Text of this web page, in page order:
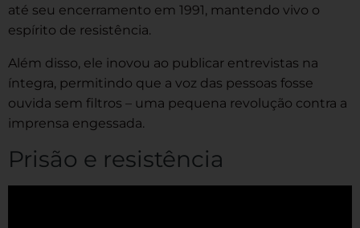
até seu encerramento em 1991, mantendo vivo o
espírito de resistência.
Além disso, ele inovou ao publicar entrevistas na
íntegra, permitindo que a voz das pessoas fosse
ouvida sem filtros – uma pequena revolução contra a
imprensa engessada.
Prisão e resistência